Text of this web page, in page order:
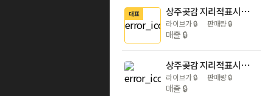
대표 상주곶감 지리적표시제 곶감만 사용한 선물세트 천년고수 3호 건시 1.4kg이상(30EA)
라이브가🔒 판매량🔒
매출 🔒
상주곶감 지리적표시제 곶감만 사용한 선물세트 혼합 2구 건시 10EA / 반건시 10EA
라이브가🔒 판매량🔒
매출 🔒